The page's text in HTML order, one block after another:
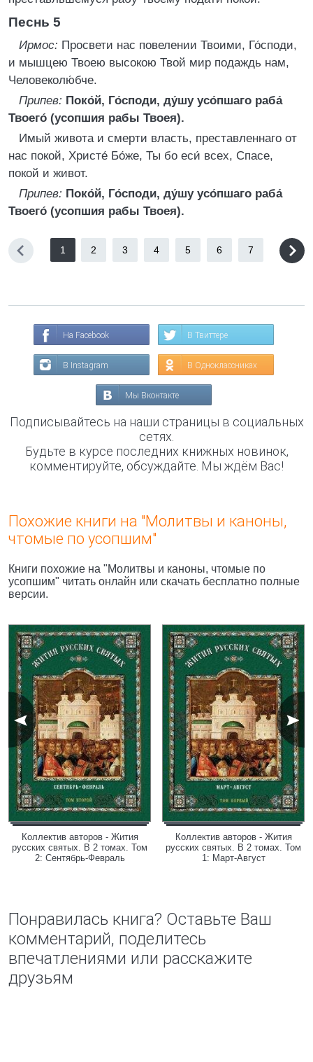
Песнь 5
Ирмос: Просвети нас повелении Твоими, Го́споди,
и мышцею Твоею высокою Твой мир подаждь нам,
Человеколю́бче.
Припев: Поко́й, Го́споди, ду́шу усо́пшаго раба́
Твоего́ (усопшия рабы Твоея).
Имый живота и смерти власть, преставленнаго от
нас покой, Христе́ Бо́же, Ты бо еси́ всех, Спасе,
покой и живот.
Припев: Поко́й, Го́споди, ду́шу усо́пшаго раба́
Твоего́ (усопшия рабы Твоея).
1 2 3 4 5 6 7
На Facebook В Твиттере
В Instagram В Одноклассниках
Мы Вконтакте
Подписывайтесь на наши страницы в социальных
сетях.
Будьте в курсе последних книжных новинок,
комментируйте, обсуждайте. Мы ждём Вас!
Похожие книги на "Молитвы и каноны,
чтомые по усопшим"
Книги похожие на "Молитвы и каноны, чтомые по
усопшим" читать онлайн или скачать бесплатно полные
версии.
Коллектив авторов - Жития
русских святых. В 2 томах. Том
2: Сентябрь-Февраль
Коллектив авторов - Жития
русских святых. В 2 томах. Том
1: Март-Август
Понравилась книга? Оставьте Ваш
комментарий, поделитесь
впечатлениями или расскажите
друзьям